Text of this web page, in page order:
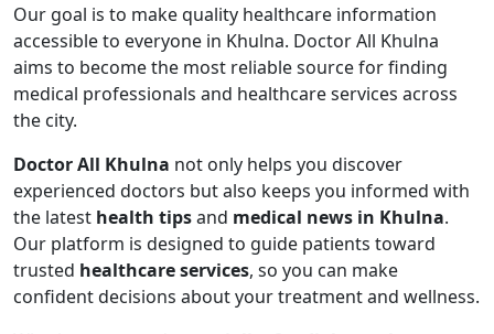
Our goal is to make quality healthcare information
accessible to everyone in Khulna. Doctor All Khulna
aims to become the most reliable source for finding
medical professionals and healthcare services across
the city.
Doctor All Khulna not only helps you discover
experienced doctors but also keeps you informed with
the latest health tipsand medical news in Khulna.
Our platform is designed to guide patients toward
trusted healthcare services, so you can make
confident decisions about your treatment and wellness.